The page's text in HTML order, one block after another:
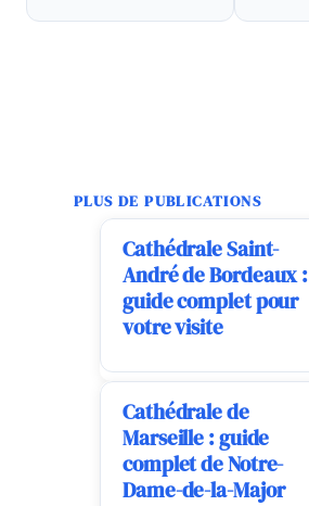
PLUS DE PUBLICATIONS
Cathédrale Saint-
André de Bordeaux :
guide complet pour
votre visite
Cathédrale de
Marseille : guide
complet de Notre-
Dame-de-la-Major